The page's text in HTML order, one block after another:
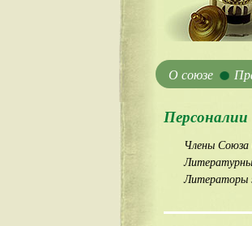
О союзе
Персоналии
Члены Союза
Литераторы